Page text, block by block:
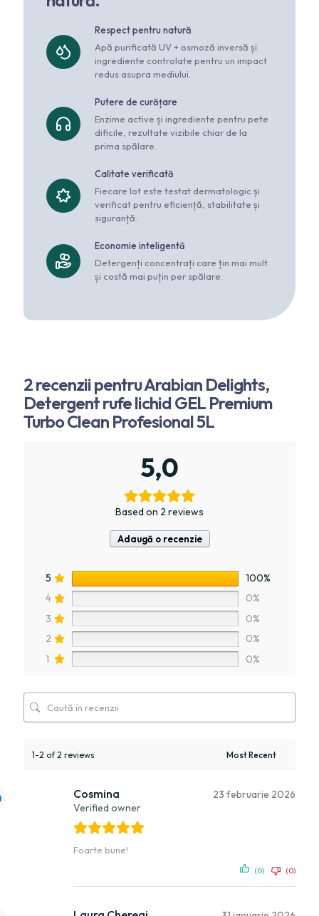
Respect pentru natură
Apă purificată UV + osmoză inversă și
ingrediente controlate pentru un impact
redus asupra mediului.
Putere de curățare
Enzime active și ingrediente pentru pete
dificile, rezultate vizibile chiar de la
prima spălare.
Calitate verificată
Fiecare lot este testat dermatologic și
verificat pentru eficiență, stabilitate și
siguranță.
Economie inteligentă
Detergenți concentrați care țin mai mult
și costă mai puțin per spălare.
2 recenzii pentruArabian Delights,
Detergent rufe lichid GEL Premium
Turbo Clean Profesional 5L
5,0
Based on 2 reviews
Adaugă o recenzie
5
100%
4
0%
3
0%
2
0%
1
0%
1-2 of 2 reviews
Cosmina
Verified owner
23 februarie 2026
Foarte bune!
(0) (0)